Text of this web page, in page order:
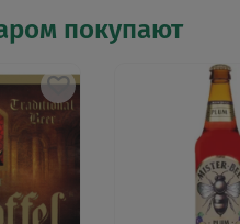
покупают